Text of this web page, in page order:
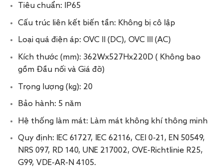
Tiêu chuẩn: IP65
Cấu trúc liên kết biến tần: Không bị cô lập
Loại quá điện áp: OVC II (DC), OVC III (AC)
Kích thước (mm): 362Wx527Hx220D ( Không bao
gồm Đầu nối và Giá đỡ)
Trọng lượng (kg): 20
Bảo hành: 5 năm
Hệ thống làm mát: Làm mát không khí thông minh
Quy định: IEC 61727, IEC 62116, CEI 0-21, EN 50549,
NRS 097, RD 140, UNE 217002, OVE-Richtlinie R25,
G99, VDE-AR-N 4105.